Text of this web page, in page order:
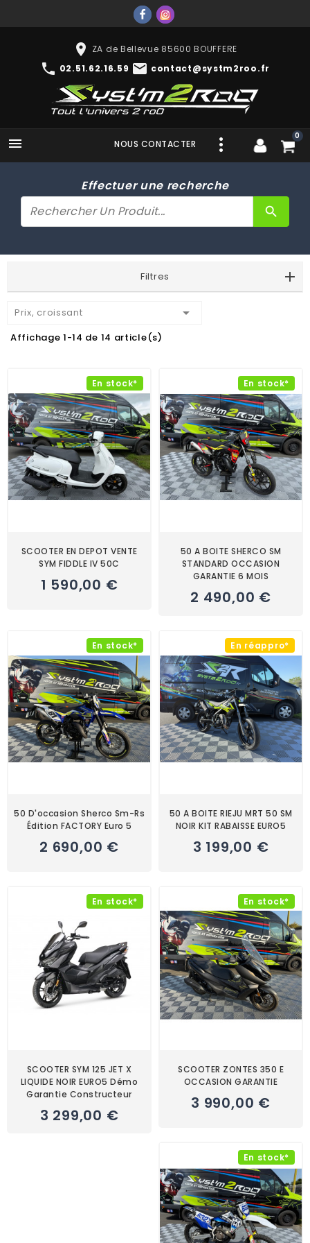
place ZA de Bellevue 85600 BOUFFERE
phone 02.51.62.16.59 mail contact@systm2roo.fr
 0
NOUS CONTACTER
Effectuer une recherche
search
Filtres
Prix, croissant 
Affichage 1-14 de 14 article(s)
En stock*
SCOOTER EN DEPOT VENTE
SYM FIDDLE IV 50C
1 590,00 €
En stock*
50 A BOITE SHERCO SM
STANDARD OCCASION
GARANTIE 6 MOIS
2 490,00 €
En stock*
50 D'occasion Sherco Sm-Rs
Édition FACTORY Euro 5
2 690,00 €
En réappro*
50 A BOITE RIEJU MRT 50 SM
NOIR KIT RABAISSE EURO5
3 199,00 €
En stock*
SCOOTER SYM 125 JET X
LIQUIDE NOIR EURO5 Démo
Garantie Constructeur
3 299,00 €
En stock*
SCOOTER ZONTES 350 E
OCCASION GARANTIE
3 990,00 €
En stock*